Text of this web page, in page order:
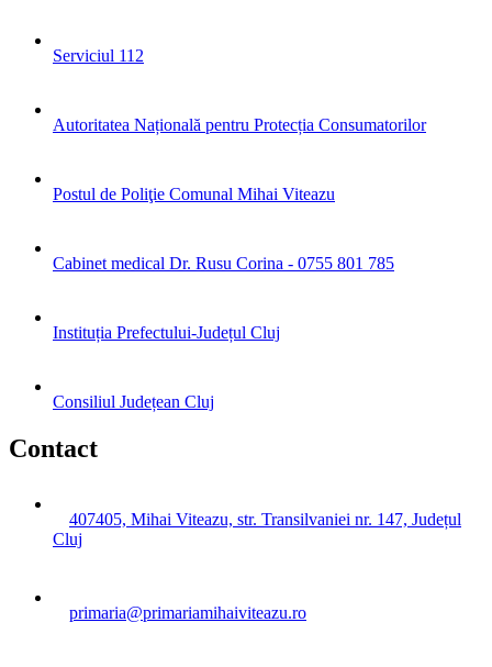
Serviciul 112
Autoritatea Națională pentru Protecția Consumatorilor
Postul de Poliţie Comunal Mihai Viteazu
Cabinet medical Dr. Rusu Corina - 0755 801 785
Instituția Prefectului-Județul Cluj
Consiliul Județean Cluj
Contact
407405, Mihai Viteazu, str. Transilvaniei nr. 147, Județul
Cluj
primaria@primariamihaiviteazu.ro